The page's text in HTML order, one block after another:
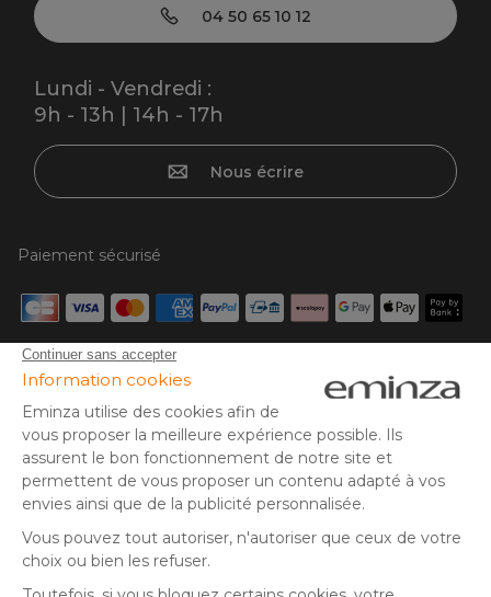
04 50 65 10 12
Lundi - Vendredi :
9h - 13h | 14h - 17h
Nous écrire
Paiement sécurisé
Carte bancaire, PayPal, virement bancaire, 3x ou 4x par CB
à partir de 50€, Google/Apple Pay.
Suivez-nous sur :
© Copyright 2025 Eminza | Tous droits réservés |